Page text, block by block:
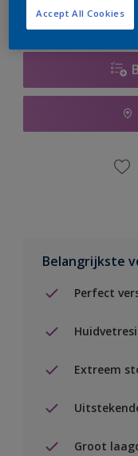
Belangrijkste
Perfect
Extreem
Groot
Accept All Cookies